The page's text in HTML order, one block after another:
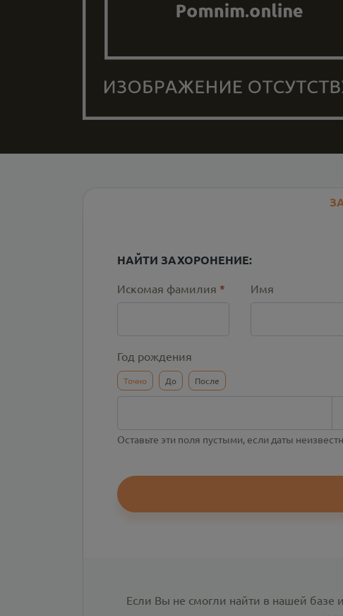
НАЙТИ ЗАХОРОНЕНИЕ:
Искомая фамилия * Имя
Год рождения
Точно До После
Оставьте эти поля пустыми, если даты
Если Вы не смогли найти в нашей базе